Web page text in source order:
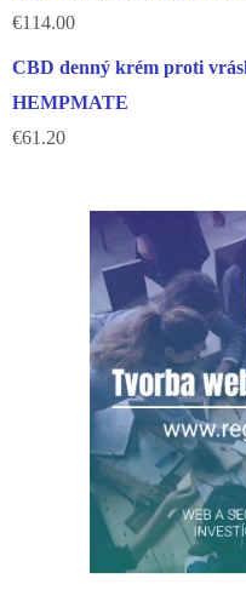
€114.00
CBD denný krém proti
HEMPMATE
€61.20